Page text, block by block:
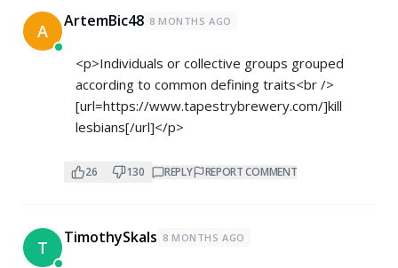
A ArtemBic48 8 MONTHS AGO
<p>Individuals or collective groups grouped
according to common defining traits<br />
[url=https://www.tapestrybrewery.com/]kill
lesbians[/url]</p>
26 130 REPLY REPORT COMMENT
T TimothySkals 8 MONTHS AGO